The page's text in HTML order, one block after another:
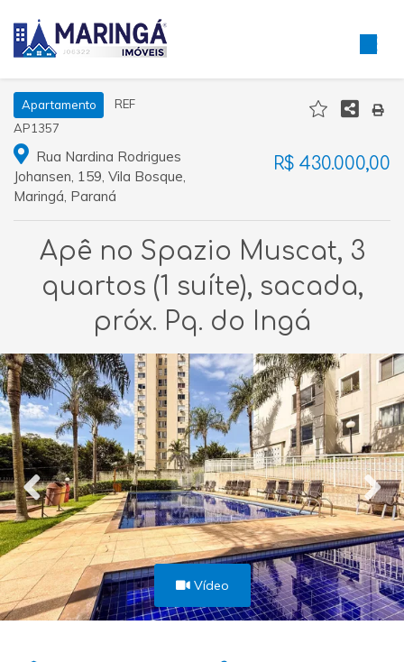
Apartamento
REF
AP1357
Rua Nardina Rodrigues
Johansen, 159, Vila Bosque,
Maringá, Paraná
R$ 430.000,00
Apê no Spazio Muscat, 3
quartos (1 suíte), sacada,
próx. Pq. do Ingá
Vídeo